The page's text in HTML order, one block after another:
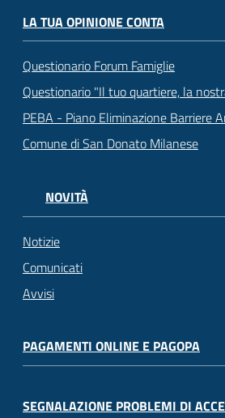
LA TUA OPINIONE CONTA
Questionario Forum Famiglie
Questionario "Il tuo quartiere, la
PEBA - Piano Eliminazione Barriere
Comune di San Donato Milanese
NOVITÀ
Notizie
Comunicati
Avvisi
PAGAMENTI ONLINE E PAGOPA
SEGNALAZIONE PROBLEMI DI